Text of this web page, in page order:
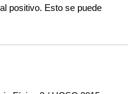
positivo. Esto se puede